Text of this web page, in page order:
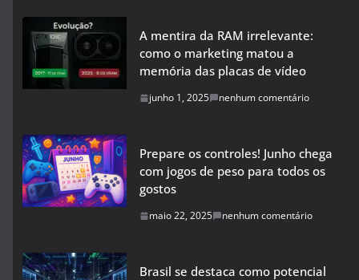
A mentira da RAM irrelevante:
como o marketing matou a
memória das placas de vídeo
junho 1, 2025 nenhum comentário
Prepare os controles! Junho chega
com jogos de peso para todos os
gostos
maio 22, 2025 nenhum comentário
Brasil se destaca como potencial